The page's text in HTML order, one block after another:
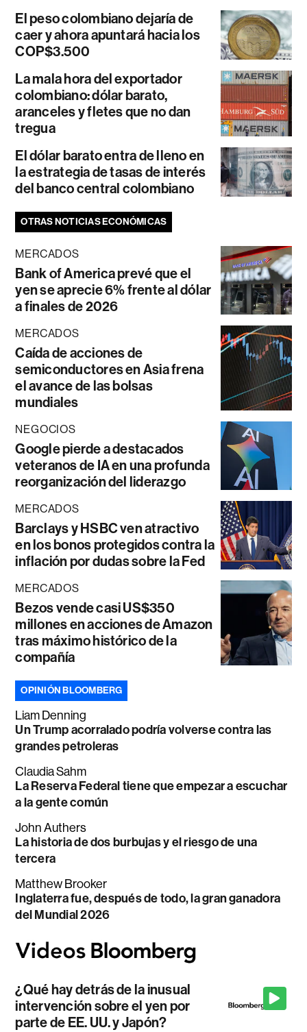
El peso colombiano dejaría de
caer y ahora apuntará hacia los
COP$3.500
La mala hora del exportador
colombiano: dólar barato,
aranceles y fletes que no dan
tregua
El dólar barato entra de lleno en
la estrategia de tasas de interés
del banco central colombiano
OTRAS NOTICIAS ECONÓMICAS
MERCADOS
Bank of America prevé que el
yen se aprecie 6% frente al dólar
a finales de 2026
MERCADOS
Caída de acciones de
semiconductores en Asia frena
el avance de las bolsas
mundiales
NEGOCIOS
Google pierde a destacados
veteranos de IA en una profunda
reorganización del liderazgo
MERCADOS
Barclays y HSBC ven atractivo
en los bonos protegidos contra la
inflación por dudas sobre la Fed
MERCADOS
Bezos vende casi US$350
millones en acciones de Amazon
tras máximo histórico de la
compañía
OPINIÓN BLOOMBERG
Liam Denning
Un Trump acorralado podría volverse contra las
grandes petroleras
Claudia Sahm
La Reserva Federal tiene que empezar a escuchar
a la gente común
John Authers
La historia de dos burbujas y el riesgo de una
tercera
Matthew Brooker
Inglaterra fue, después de todo, la gran ganadora
del Mundial 2026
¿Qué hay detrás de la inusual
intervención sobre el yen por
parte de EE. UU. y Japón?